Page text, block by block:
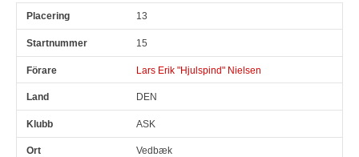
13
15
Lars Erik "Hjulspind" Nielsen
DEN
ASK
Vedbæk